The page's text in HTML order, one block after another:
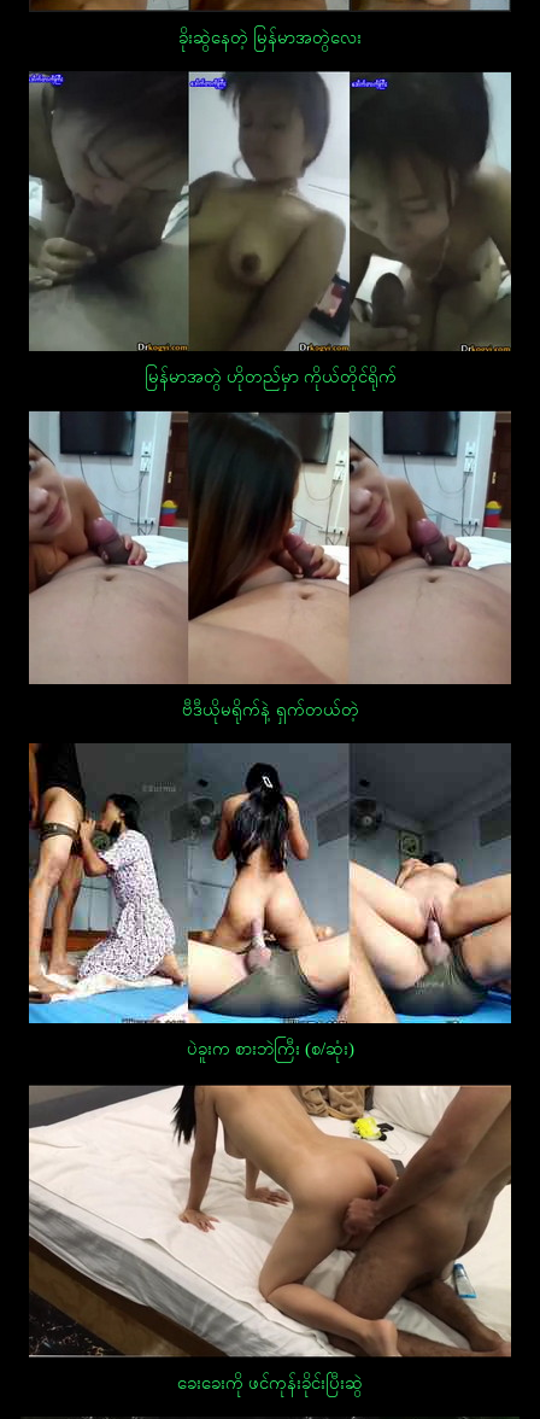
ခိုးဆွဲနေတဲ့ မြန်မာအတွဲလေး
မြန်မာအတွဲ ဟိုတည်မှာ ကိုယ်တိုင်ရိုက်
ဗီဒီယိုမရိုက်နဲ့ ရှက်တယ်တဲ့
ပဲခူးက စားဘဲကြီး (စ/ဆုံး)
ခေးခေးကို ဖင်ကုန်းခိုင်းပြီးဆွဲ